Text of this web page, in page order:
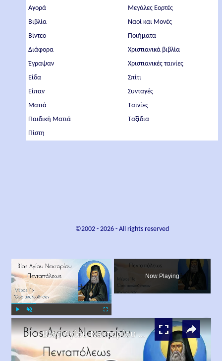
Αγορά
Βιβλία
Βίντεο
Διάφορα
Έγραψαν
Είδα
Είπαν
Ματιά
Παιδική Ματιά
Πίστη
Μεγάλες Εορτές
Ναοί και Μονές
Ποιήματα
Χριστιανικά βιβλία
Χριστιανικές ταινίες
Σπίτι
Συνταγές
Ταινίες
Ταξίδια
©2002 - 2026- All rights reserved
Now Playing
×
Βίος Αγίου Νεκταρίου Μέρος 11ο